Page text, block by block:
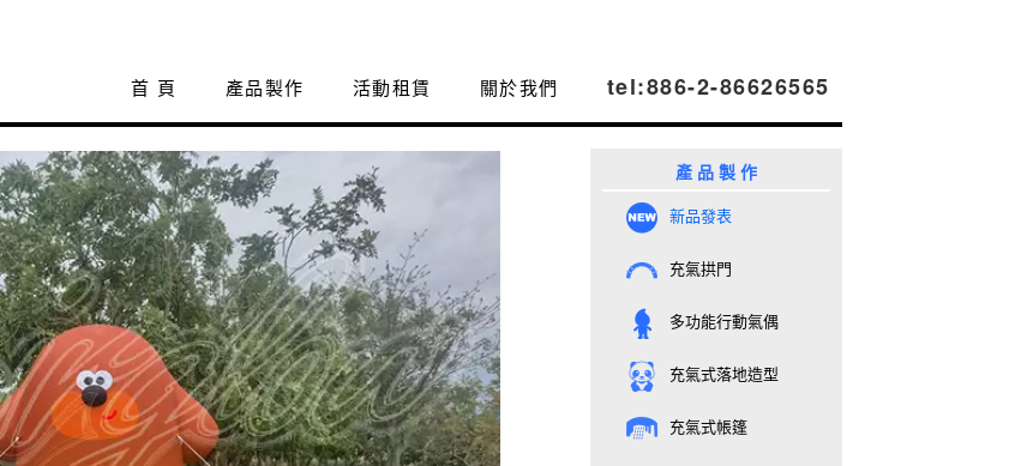
首 頁 產品製作 活動租賃 關於我們 tel:886-2-86626565
產 品 製 作
新品發表
充氣拱門
多功能行動氣偶
充氣式落地造型
充氣式帳篷